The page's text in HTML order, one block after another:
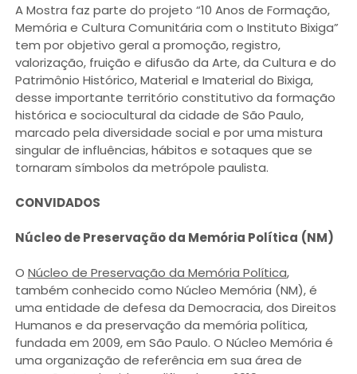
A Mostra faz parte do projeto “10 Anos de Formação,
Memória e Cultura Comunitária com o Instituto Bixiga”
tem por objetivo geral a promoção, registro,
valorização, fruição e difusão da Arte, da Cultura e do
Patrimônio Histórico, Material e Imaterial do Bixiga,
desse importante território constitutivo da formação
histórica e sociocultural da cidade de São Paulo,
marcado pela diversidade social e por uma mistura
singular de influências, hábitos e sotaques que se
tornaram símbolos da metrópole paulista.
CONVIDADOS
Núcleo de Preservação da Memória Política (NM)
O Núcleo de Preservação da Memória Política,
também conhecido como Núcleo Memória (NM), é
uma entidade de defesa da Democracia, dos Direitos
Humanos e da preservação da memória política,
fundada em 2009, em São Paulo. O Núcleo Memória é
uma organização de referência em sua área de